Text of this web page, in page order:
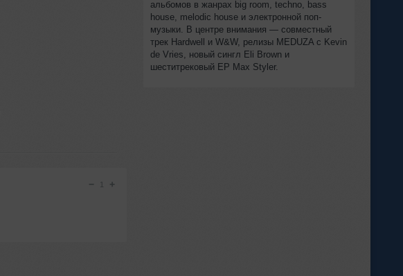
− 1 +
альбомов в жанрах big room, techno, bass
house, melodic house и электронной поп-
музыки. В центре внимания — совместный
трек Hardwell и W&W, релизы MEDUZA с Kevin
de Vries, новый сингл Eli Brown и
шеститрековый EP Max Styler.